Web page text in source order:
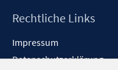
Rechtliche Links
Impressum
Datenschutzerklärung